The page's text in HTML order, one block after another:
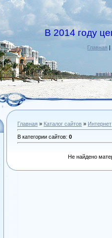
В 2014 году
Главная |
Главная » Каталог сайтов » Интернет
В категории сайтов: 0
Не найдено